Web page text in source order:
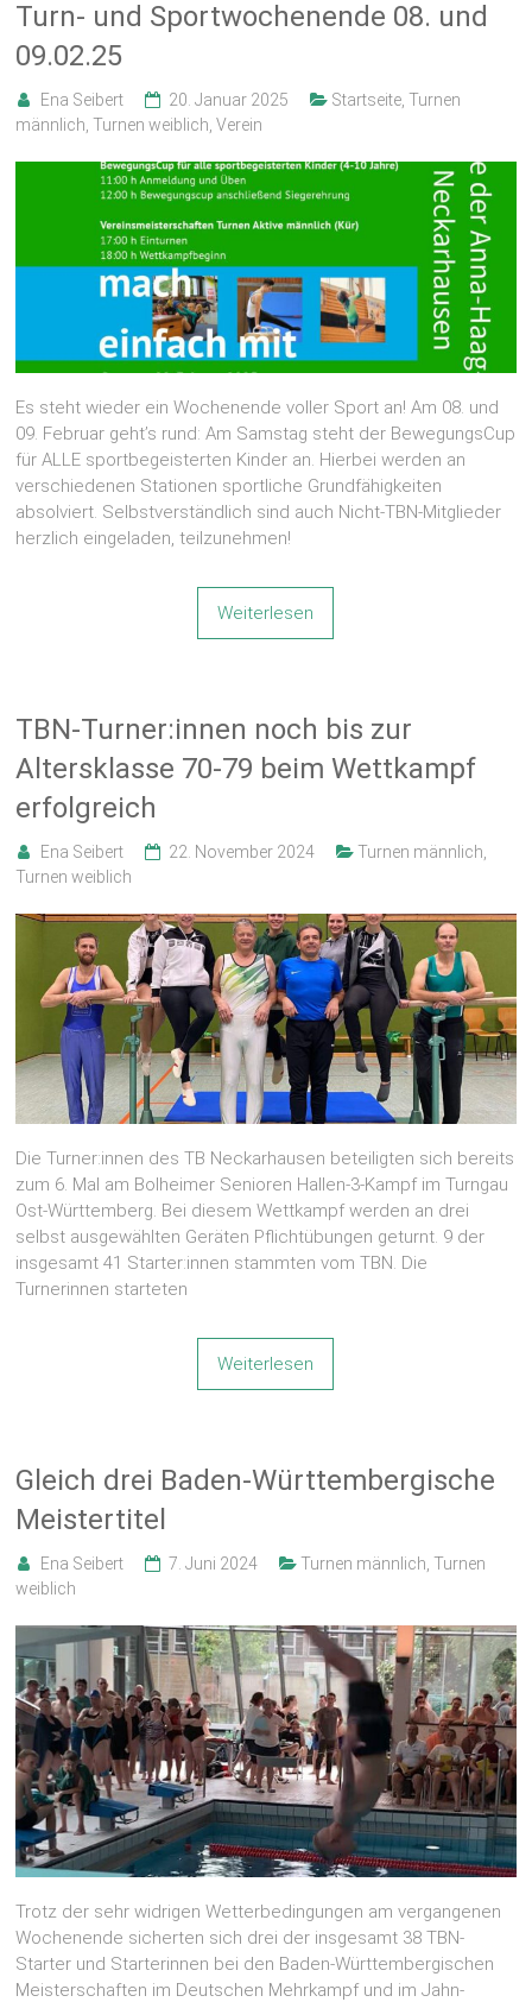
Turn- und Sportwochenende 08. und
09.02.25
Ena Seibert 20. Januar 2025 Startseite, Turnen
männlich ,Turnen weiblich ,Verein
Es steht wieder ein Wochenende voller Sport an! Am 08. und
09. Februar geht’s rund: Am Samstag steht der BewegungsCup
für ALLE sportbegeisterten Kinder an. Hierbei werden an
verschiedenen Stationen sportliche Grundfähigkeiten
absolviert. Selbstverständlich sind auch Nicht-TBN-Mitglieder
herzlich eingeladen, teilzunehmen!
Weiterlesen
TBN-Turner:innen noch bis zur
Altersklasse 70-79 beim Wettkampf
erfolgreich
Ena Seibert 22. November 2024 Turnen männlich
Turnen weiblich
Die Turner:innen des TB Neckarhausen beteiligten sich bereits
zum 6. Mal am Bolheimer Senioren Hallen-3-Kampf im Turngau
Ost-Württemberg. Bei diesem Wettkampf werden an drei
selbst ausgewählten Geräten Pflichtübungen geturnt. 9 der
insgesamt 41 Starter:innen stammten vom TBN. Die
Turnerinnen starteten
Weiterlesen
Gleich drei Baden-Württembergische
Meistertitel
Ena Seibert 7. Juni 2024 Turnen männlich, Turnen
weiblich
Trotz der sehr widrigen Wetterbedingungen am vergangenen
Wochenende sicherten sich drei der insgesamt 38 TBN-
Starter und Starterinnen bei den Baden-Württembergischen
Meisterschaften im Deutschen Mehrkampf und im Jahn-